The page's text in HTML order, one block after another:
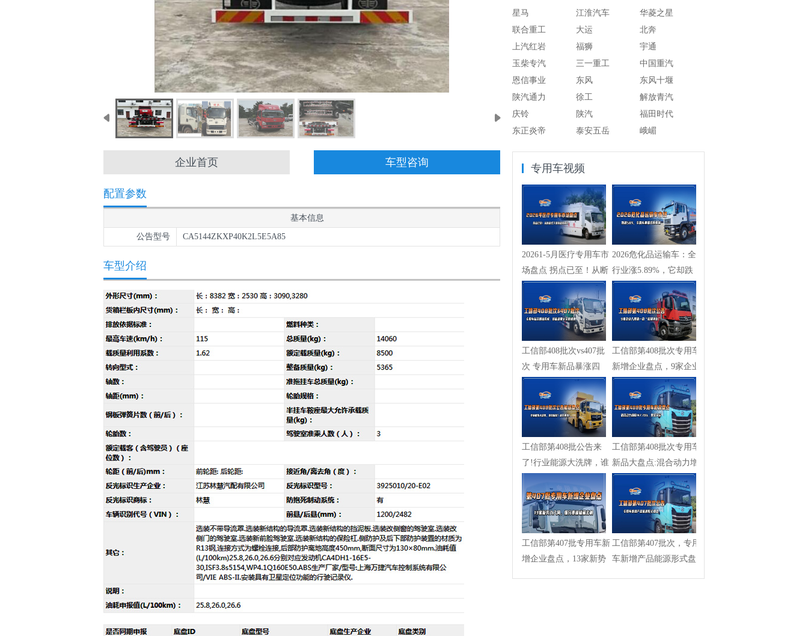
企业首页 车型咨询
配置参数
基本信息
公告型号 CA5144ZKXP40K2L5E5A85
车型介绍
星马 江淮汽车
华菱之星
联合重工
大运
北奔
上汽红岩
福狮
宇通
玉柴专汽
三一重工
中国重汽
恩信事业
东风
东风十堰
陕汽通力
徐工
解放青汽
庆铃
陕汽
福田时代
东正炎帝
泰安五岳 峨嵋
专用车视频
20261-5月医疗专用车市
场盘点 拐点已至！从断
崖式下...
2026危化品运输车：全
行业涨5.89%，它却跌
58%，专用车...
工信部408批次vs407批
次 专用车新品暴涨四
成，新能源...
工信部第408批次专用车
新增企业盘点，9家企业
入局清一...
工信部第408批公告来
了!行业能源大洗牌，谁
工信部第408批次专用车
新品大盘点:混合动力增
幅147.79...
工信部第407批专用车新
增企业盘点，13家新势
工信部第407批次，专用
车新增产品能源形式盘